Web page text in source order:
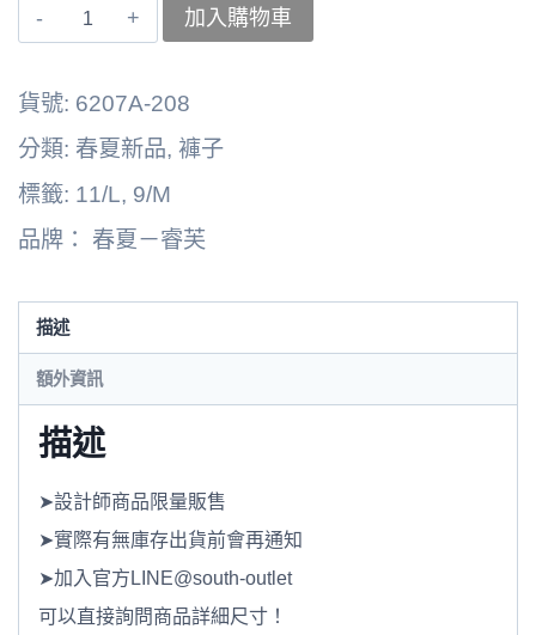
〚睿
子
6262164-
6138B
量
加入購物車
貨號: 6207A-208
分類: 春夏新品, 褲子
標籤: 11/L, 9/M
品牌： 春夏－睿芙
描述
額外資訊
描述
➤設計師商品限量販售
➤實際有無庫存出貨前會再通知
➤加入官方LINE@south-outlet
可以直接詢問商品詳細尺寸！